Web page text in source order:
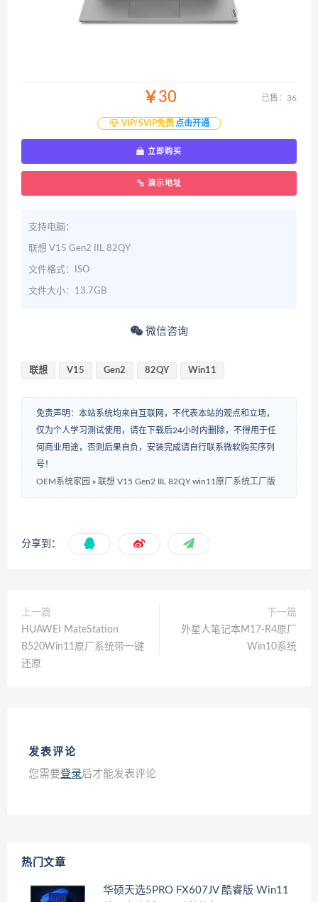
￥30
VIP/SVIP免费 点击开通
已售：36
立即购买
演示地址
支持电脑：
联想 V15 Gen2 IIL 82QY
文件格式：ISO
文件大小：13.7GB
微信咨询
联想 V15 Gen2 82QY Win11
免责声明：本站系统均来自互联网，不代表本站的观点和立场，
仅为个人学习测试使用，请在下载后24小时内删除，不得用于任
何商业用途，否则后果自负，安装完成请自行联系微软购买序列
号！
OEM系统家园 » 联想 V15 Gen2 IIL 82QY win11原厂系统工厂版
分享到：
上一篇
HUAWEI MateStation
B520Win11原厂系统带一键
还原
下一篇
外星人笔记本M17-R4原厂
Win10系统
发表评论
您需要登录后才能发表评论
热门文章
华硕天选5PRO FX607JV 酷睿版 Win11